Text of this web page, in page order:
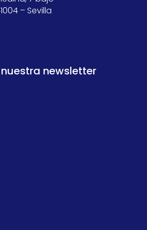
– Sevilla
newsletter